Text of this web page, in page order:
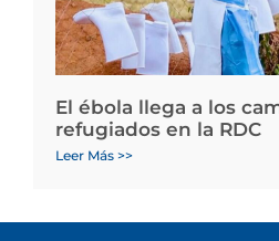
El ébola llega a los
refugiados en la RDC
Leer Más >>